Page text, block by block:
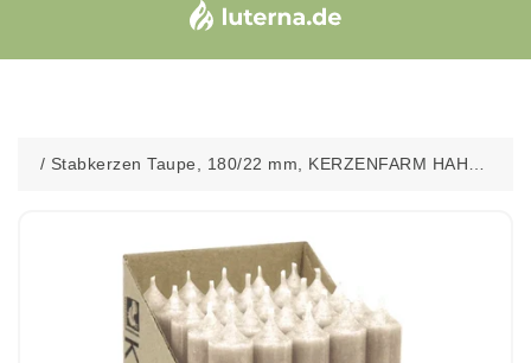
/ Stabkerzen Taupe, 180/22 mm, KERZENFARM HAHN,